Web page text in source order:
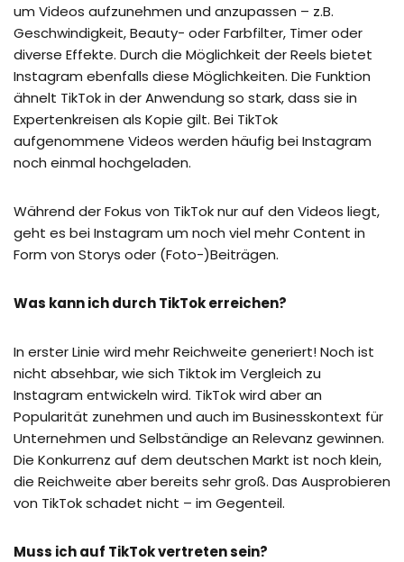
um Videos aufzunehmen und anzupassen – z.B.
Geschwindigkeit, Beauty- oder Farbfilter, Timer oder
diverse Effekte. Durch die Möglichkeit der Reels bietet
Instagram ebenfalls diese Möglichkeiten. Die Funktion
ähnelt TikTok in der Anwendung so stark, dass sie in
Expertenkreisen als Kopie gilt. Bei TikTok
aufgenommene Videos werden häufig bei Instagram
noch einmal hochgeladen.
Während der Fokus von TikTok nur auf den Videos liegt,
geht es bei Instagram um noch viel mehr Content in
Form von Storys oder (Foto-)Beiträgen.
Was kann ich durch TikTok erreichen?
In erster Linie wird mehr Reichweite generiert! Noch ist
nicht absehbar, wie sich Tiktok im Vergleich zu
Instagram entwickeln wird. TikTok wird aber an
Popularität zunehmen und auch im Businesskontext für
Unternehmen und Selbständige an Relevanz gewinnen.
Die Konkurrenz auf dem deutschen Markt ist noch klein,
die Reichweite aber bereits sehr groß. Das Ausprobieren
von TikTok schadet nicht – im Gegenteil.
Muss ich auf TikTok vertreten sein?